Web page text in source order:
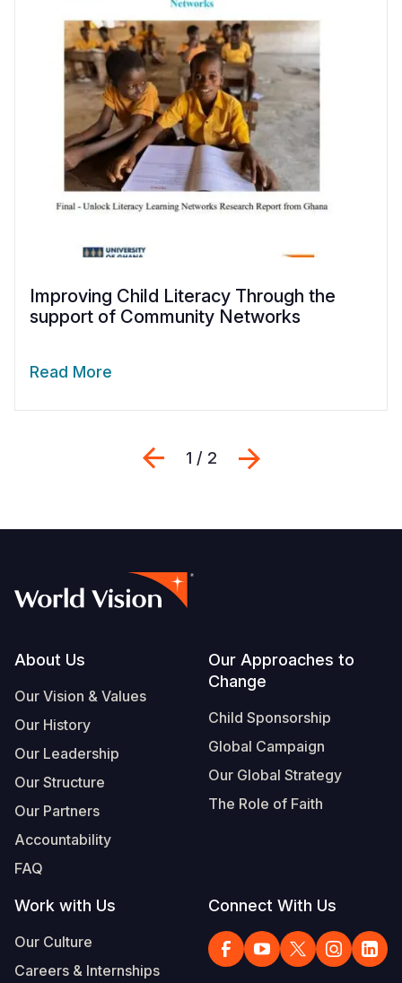
Improving Child Literacy Through the
support of Community Networks
Read More
Previous
1 / 2
Footer
About Us
Our Vision & Values
Our History
Our Leadership
Our Structure
Our Partners
Accountability
FAQ
Our Approaches to
Change
Child Sponsorship
Global Campaign
Our Global Strategy
The Role of Faith
Work with Us
Our Culture
Careers & Internships
Connect With Us